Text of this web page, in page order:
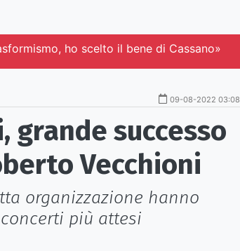
ho scelto il bene di Cassano»
09-08-2022 03:08
grande successo
Vecchioni
organizzazione hanno
più attesi